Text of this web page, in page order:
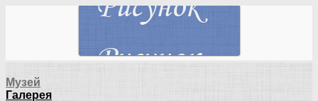
Музей
Галерея